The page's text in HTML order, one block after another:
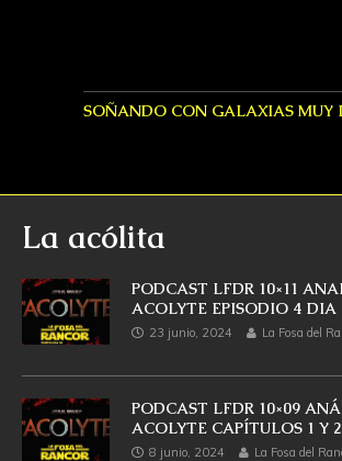
SOÑANDO CON GALAXIAS MUY
La acólita
PODCAST LFDR 10×11
ACOLYTE EPISODIO 4 DIA
23 junio, 2024 La Fosa del
PODCAST LFDR 10×09
ACOLYTE CAPÍTULOS 1 Y 2
8 junio, 2024 La Fosa del